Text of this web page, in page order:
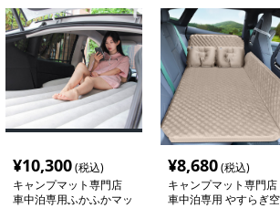
¥10,300(税込)
キャンプマット専門店
車中泊専用ふかふかマッ
¥8,680(税込)
キャンプマット専門店
車中泊専用 やすらぎ空